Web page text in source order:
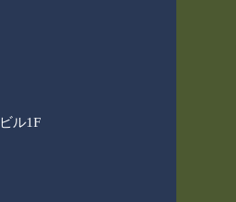
ル1F